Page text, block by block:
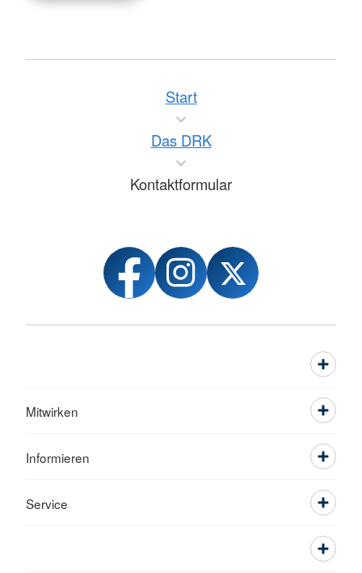
Start
Das DRK
Kontaktformular
Mitwirken
Informieren
Service